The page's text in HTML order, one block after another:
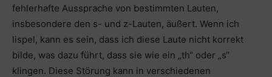
fehlerhafte Aussprache von bestimmten Lauten,
insbesondere den s- und z-Lauten, äußert. Wenn ich
lispel, kann es sein, dass ich diese Laute nicht korrekt
bilde, was dazu führt, dass sie wie ein „th“ oder „s“
klingen. Diese Störung kann in verschiedenen